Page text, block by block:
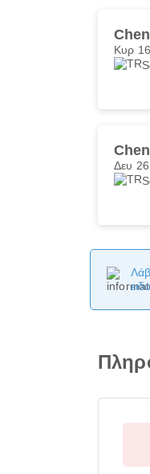
Κυρ
Δευ